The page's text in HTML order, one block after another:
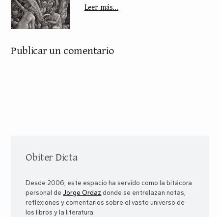
Leer más...
Publicar un comentario
Obiter Dicta
Desde 2006, este espacio ha servido como la bitácora
personal de Jorge Ordaz donde se entrelazan notas,
reflexiones y comentarios sobre el vasto universo de
los libros y la literatura.